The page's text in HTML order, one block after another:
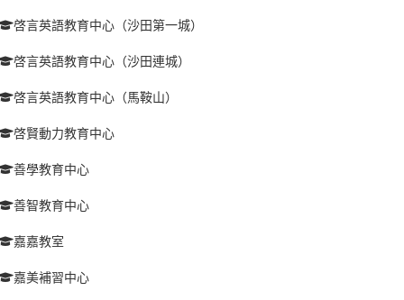
啓言英語教育中心（沙田第一城）
啓言英語教育中心（沙田連城）
啓言英語教育中心（馬鞍山）
啓賢動力教育中心
善學教育中心
善智教育中心
嘉嘉教室
嘉美補習中心